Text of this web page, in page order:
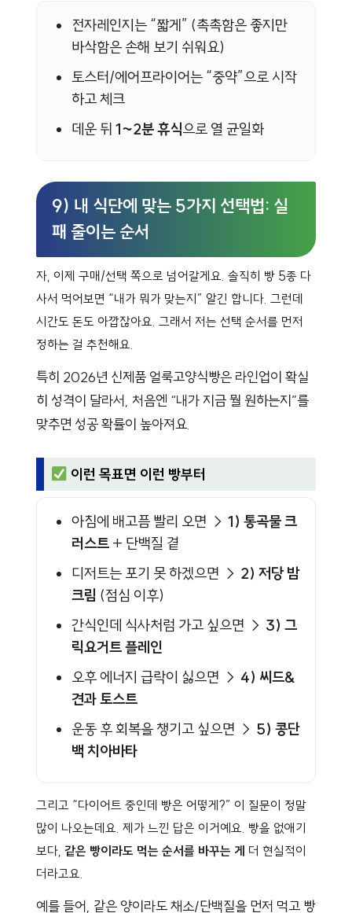
전자레인지는 “짧게” (촉촉함은 좋지만
바삭함은 손해 보기 쉬워요)
토스터/에어프라이어는 “중약”으로 시작
하고 체크
데운 뒤 1~2분 휴식으로 열 균일화
9) 내 식단에 맞는 5가지 선택법: 실
패 줄이는 순서
자, 이제 구매/선택 쪽으로 넘어갈게요. 솔직히 빵 5종 다
사서 먹어보면 “내가 뭐가 맞는지” 알긴 합니다. 그런데
시간도 돈도 아깝잖아요. 그래서 저는 선택 순서를 먼저
정하는 걸 추천해요.
특히 2026년 신제품 얼룩고양식빵은 라인업이 확실
히 성격이 달라서, 처음엔 “내가 지금 뭘 원하는지”를
맞추면 성공 확률이 높아져요.
이런 목표면 이런 빵부터
아침에 배고픔 빨리 오면 → 1) 통곡물 크
러스트+ 단백질 곁
디저트는 포기 못 하겠으면 → 2) 저당 밤
크림 (점심 이후)
간식인데 식사처럼 가고 싶으면 → 3) 그
릭요거트 플레인
오후 에너지 급락이 싫으면 → 4) 씨드&
견과 토스트
운동 후 회복을 챙기고 싶으면 → 5) 콩단
백 치아바타
그리고 “다이어트 중인데 빵은 어떻게?” 이 질문이 정말
많이 나오는데요. 제가 느낀 답은 이거예요. 빵을 없애기
보다, 같은 빵이라도 먹는 순서를 바꾸는 게 더 현실적이
더라고요.
예를 들어, 같은 양이라도 채소/단백질을 먼저 먹고 빵